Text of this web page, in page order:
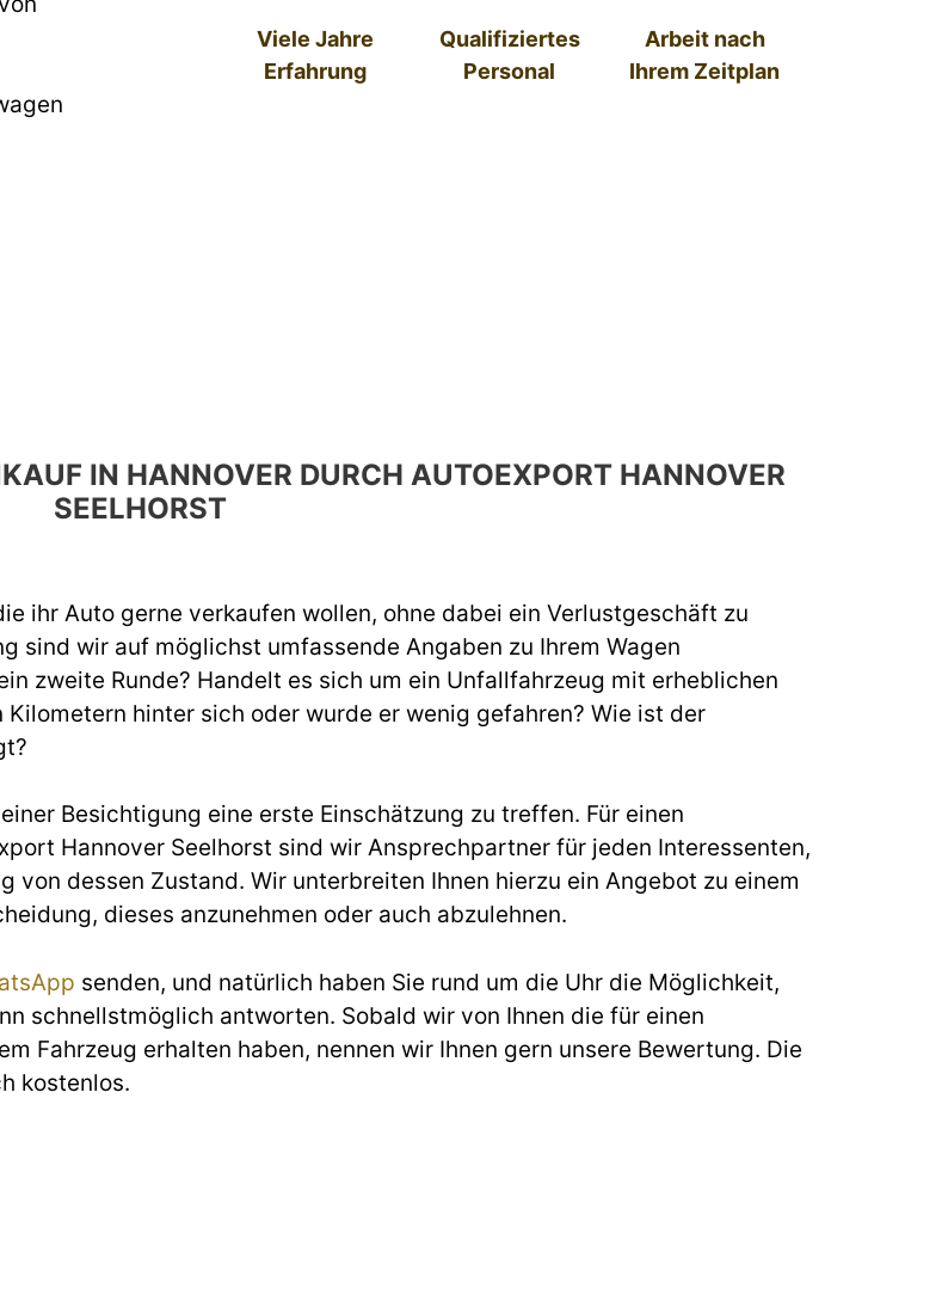
Viele Jahre
Erfahrung
Qualifiziertes
Personal
Arbeit nach
Ihrem Zeitplan
IN HANNOVER DURCH AUTOEXPORT HANNOVER
SEELHORST
ihr Auto gerne verkaufen wollen, ohne dabei ein Verlustgeschäft zu
sind wir auf möglichst umfassende Angaben zu Ihrem Wagen
zweite Runde? Handelt es sich um ein Unfallfahrzeug mit erheblichen
hinter sich oder wurde er wenig gefahren? Wie ist der
Besichtigung eine erste Einschätzung zu treffen. Für einen
Hannover Seelhorst sind wir Ansprechpartner für jeden Interessenten,
von dessen Zustand. Wir unterbreiten Ihnen hierzu ein Angebot zu einem
dieses anzunehmen oder auch abzulehnen.
senden, und natürlich haben Sie rund um die Uhr die Möglichkeit,
schnellstmöglich antworten. Sobald wir von Ihnen die für einen
Fahrzeug erhalten haben, nennen wir Ihnen gern unsere Bewertung. Die
kostenlos.